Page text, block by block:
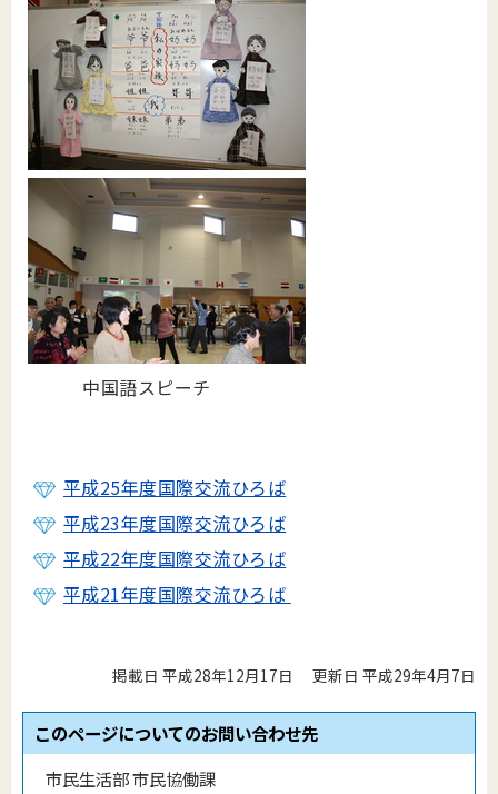
中国語スピーチ
平成25年度国際交流ひろば
平成23年度国際交流ひろば
平成22年度国際交流ひろば
平成21年度国際交流ひろば
掲載日 平成28年12月17日 更新日 平成29年4月7日
このページについてのお問い合わせ先
市民生活部 市民協働課